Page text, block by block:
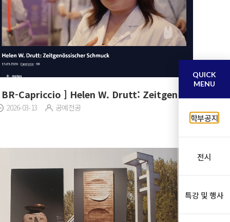
2026-03-13 공예전공
QUICK
MENU
학부공지
전시
특강 및 행사